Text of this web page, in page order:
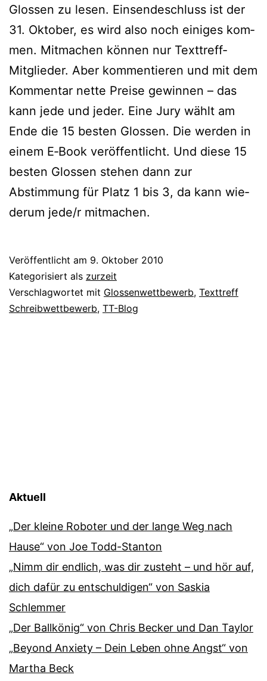
Glossen zu lesen. Einsendeschluss ist der
31. Oktober, es wird also noch eini­ges kom­
men. Mitmachen kön­nen nur Texttreff-
Mitglieder. Aber kom­men­tie­ren und mit dem
Kommentar net­te Preise gewin­nen – das
kann jede und jeder. Eine Jury wählt am
Ende die 15 bes­ten Glossen. Die wer­den in
einem E‑Book ver­öf­fent­licht. Und die­se 15
bes­ten Glossen ste­hen dann zur
Abstimmung für Platz 1 bis 3, da kann wie­
der­um jede/r mitmachen.
Veröffentlicht am 9. Oktober 2010
Kategorisiert als zurzeit
Verschlagwortet mit Glossenwettbewerb, Texttreff
Schreibwettbewerb, TT-Blog
Aktuell
„Der kleine Roboter und der lange Weg nach
Hause“ von Joe Todd-Stanton
„Nimm dir endlich, was dir zusteht – und hör auf,
dich dafür zu entschuldigen“ von Saskia
Schlemmer
„Der Ballkönig“ von Chris Becker und Dan Taylor
„Beyond Anxiety – Dein Leben ohne Angst“ von
Martha Beck